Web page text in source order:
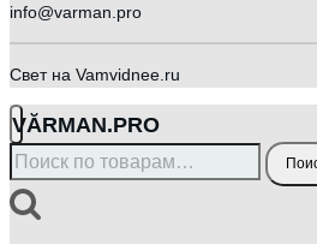
info@varman.pro
Свет на Vamvidnee.ru
VӐRMAN.PRO
Искать: